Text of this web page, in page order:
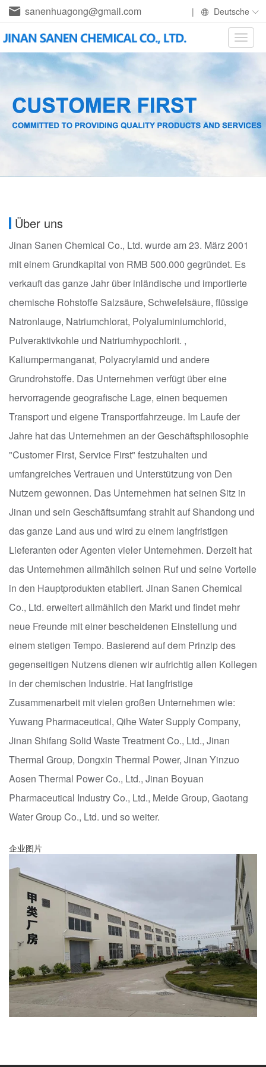
sanenhuagong@gmail.com | Deutsche
Toggle
Über uns
Jinan Sanen Chemical Co., Ltd. wurde am 23. März 2001
mit einem Grundkapital von RMB 500.000 gegründet. Es
verkauft das ganze Jahr über inländische und importierte
chemische Rohstoffe Salzsäure, Schwefelsäure, flüssige
Natronlauge, Natriumchlorat, Polyaluminiumchlorid,
Pulveraktivkohle und Natriumhypochlorit. ,
Kaliumpermanganat, Polyacrylamid und andere
Grundrohstoffe. Das Unternehmen verfügt über eine
hervorragende geografische Lage, einen bequemen
Transport und eigene Transportfahrzeuge. Im Laufe der
Jahre hat das Unternehmen an der Geschäftsphilosophie
"Customer First, Service First" festzuhalten und
umfangreiches Vertrauen und Unterstützung von Den
Nutzern gewonnen. Das Unternehmen hat seinen Sitz in
Jinan und sein Geschäftsumfang strahlt auf Shandong und
das ganze Land aus und wird zu einem langfristigen
Lieferanten oder Agenten vieler Unternehmen. Derzeit hat
das Unternehmen allmählich seinen Ruf und seine Vorteile
in den Hauptprodukten etabliert. Jinan Sanen Chemical
Co., Ltd. erweitert allmählich den Markt und findet mehr
neue Freunde mit einer bescheidenen Einstellung und
einem stetigen Tempo. Basierend auf dem Prinzip des
gegenseitigen Nutzens dienen wir aufrichtig allen Kollegen
in der chemischen Industrie. Hat langfristige
Zusammenarbeit mit vielen großen Unternehmen wie:
Yuwang Pharmaceutical, Qihe Water Supply Company,
Jinan Shifang Solid Waste Treatment Co., Ltd., Jinan
Thermal Group, Dongxin Thermal Power, Jinan Yinzuo
Aosen Thermal Power Co., Ltd., Jinan Boyuan
Pharmaceutical Industry Co., Ltd., Meide Group, Gaotang
Water Group Co., Ltd. und so weiter.
企业图片